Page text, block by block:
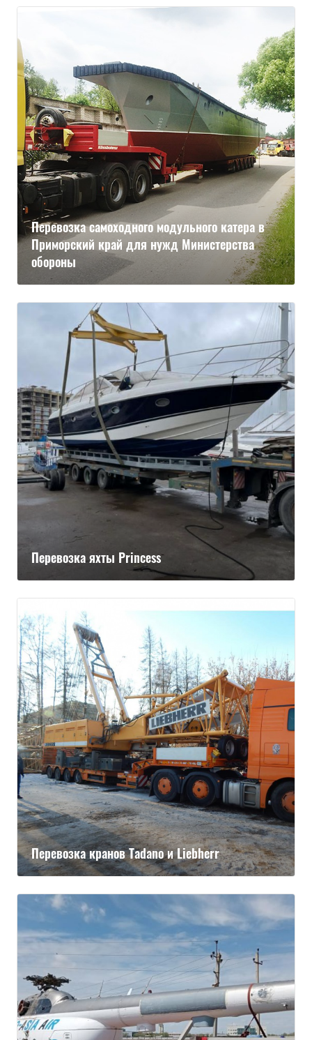
Перевозка самоходного модульного катера в
Приморский край для нужд Министерства
обороны
Перевозка яхты Princess
Перевозка кранов Tadano и Liebherr